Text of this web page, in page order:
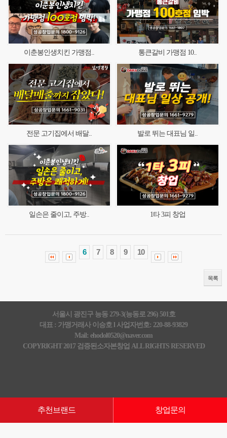
이춘봉인생치킨 가맹점.. 통큰갈비 가맹점 10..
전문 고기집에서 배달.. 발로 뛰는 대표님 일..
일손은 줄이고, 주방.. 1타 3피 창업
6 7 8 9 10
목록
서울시 광진구 능동 279-3(능동로 296) 501호
대표 : 가맹거래사 이승호 l 사업자번호: 220-88-93829
Mail: ehodol0520@naver.com
COPYRIGHT 2017 검증된소자본창업 ALL RIGHTS RESERVED
추천브랜드 창업문의